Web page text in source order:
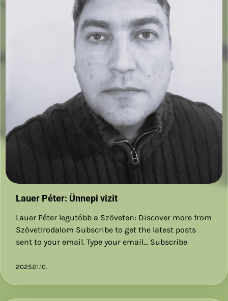
Lauer Péter: Ünnepi vizit
Lauer Péter legutóbb a Szöveten: Discover more from
SzövetIrodalom Subscribe to get the latest posts
sent to your email. Type your email… Subscribe
2025.01.10.